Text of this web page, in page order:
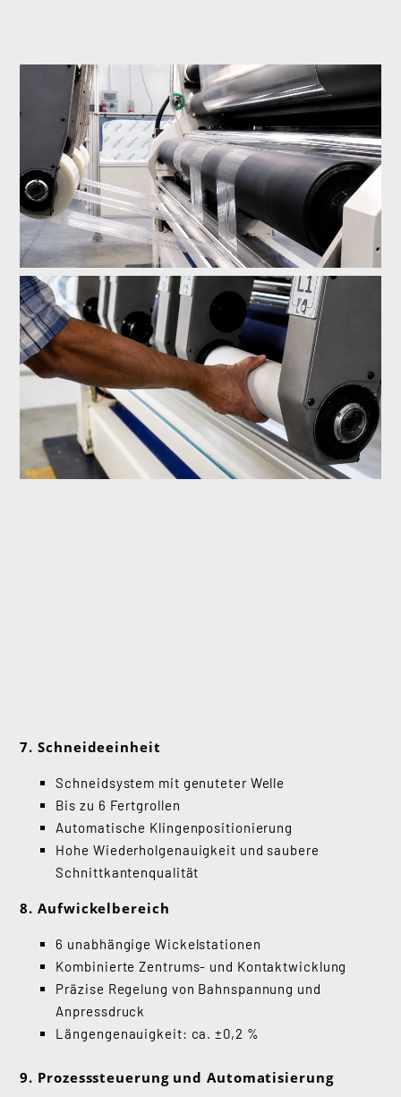
7. Schneideeinheit
Schneidsystem mit genuteter Welle
Bis zu 6 Fertgrollen
Automatische Klingenpositionierung
Hohe Wiederholgenauigkeit und saubere
Schnittkantenqualität
8. Aufwickelbereich
6 unabhängige Wickelstationen
Kombinierte Zentrums- und Kontaktwicklung
Präzise Regelung von Bahnspannung und
Anpressdruck
Längengenauigkeit: ca. ±0,2 %
9. Prozesssteuerung und Automatisierung